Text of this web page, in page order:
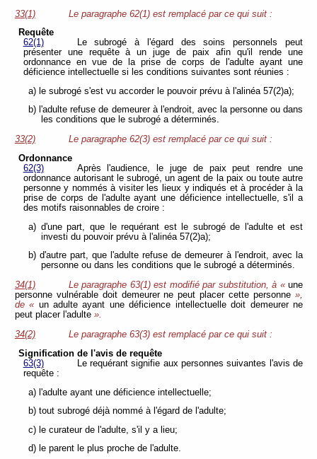
33(1)
Le paragraphe 62(1) est remplacé par ce qui suit :
Requête
62(1)
Le subrogé à l'égard des soins personnels peut
présenter une requête à un juge de paix afin qu'il rende une
ordonnance en vue de la prise de corps de l'adulte ayant une
déficience intellectuelle si les conditions suivantes sont réunies :
a) le subrogé s'est vu accorder le pouvoir prévu à l'alinéa 57(2)a);
b) l'adulte refuse de demeurer à l'endroit, avec la personne ou dans
les conditions que le subrogé a déterminés.
33(2)
Le paragraphe 62(3) est remplacé par ce qui suit :
Ordonnance
62(3)
Après l'audience, le juge de paix peut rendre une
ordonnance autorisant le subrogé, un agent de la paix ou toute autre
personne y nommés à visiter les lieux y indiqués et à procéder à la
prise de corps de l'adulte ayant une déficience intellectuelle, s'il a
des motifs raisonnables de croire :
a) d'une part, que le requérant est le subrogé de l'adulte et est
investi du pouvoir prévu à l'alinéa 57(2)a);
b) d'autre part, que l'adulte refuse de demeurer à l'endroit, avec la
personne ou dans les conditions que le subrogé a déterminés.
34(1)
Le paragraphe 63(1) est modifié par substitution, à « une
personne vulnérable doit demeurer ne peut placer cette personne »,
de « un adulte ayant une déficience intellectuelle doit demeurer ne
peut placer l'adulte».
34(2)
Le paragraphe 63(3) est remplacé par ce qui suit :
Signification de l'avis de requête
63(3)
Le requérant signifie aux personnes suivantes l'avis de
requête :
a) l'adulte ayant une déficience intellectuelle;
b) tout subrogé déjà nommé à l'égard de l'adulte;
c) le curateur de l'adulte, s'il y a lieu;
d) le parent le plus proche de l'adulte.